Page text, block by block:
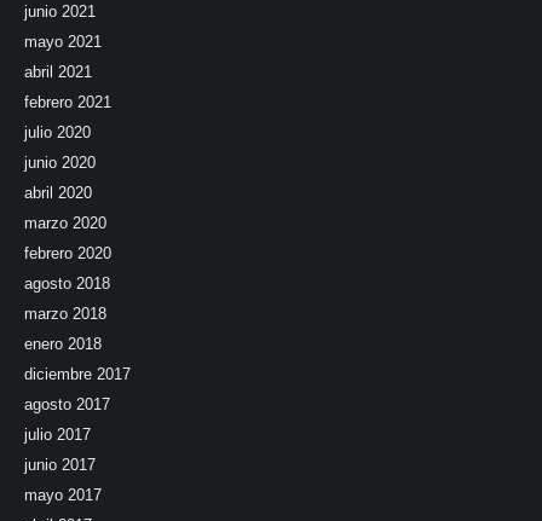
junio 2021
mayo 2021
abril 2021
febrero 2021
julio 2020
junio 2020
abril 2020
marzo 2020
febrero 2020
agosto 2018
marzo 2018
enero 2018
diciembre 2017
agosto 2017
julio 2017
junio 2017
mayo 2017